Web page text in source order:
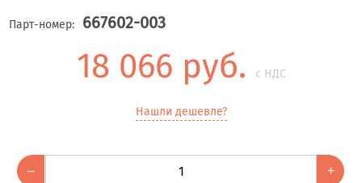
Парт-номер: 667602-003
18 066 руб. с НДС
Нашли дешевле?
– +